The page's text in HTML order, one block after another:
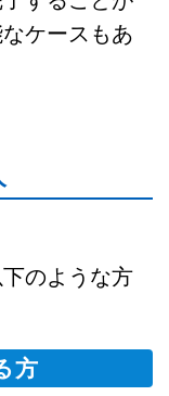
ケースもあ
のような方
方